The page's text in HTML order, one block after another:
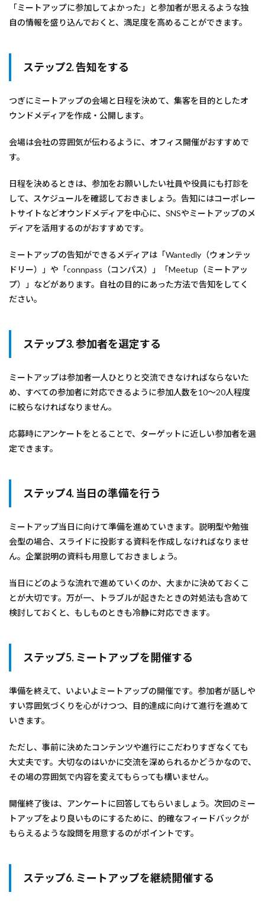
「ミートアップに参加してよかった」と参加者が思えるような独
自の情報を盛り込んでおくと、満足度を高めることができます。
ステップ2. 告知をする
つぎにミートアップの会場と日程を決めて、集客を目的としたオ
ウンドメディアを作成・公開します。
会場は会社の雰囲気が伝わるように、オフィス開催がおすすめで
す。
日程を決めるときは、参加をお願いしたい社員や役員にも打診を
して、スケジュールを確認しておきましょう。告知にはコーポレー
トサイトなどオウンドメディアを中心に、SNSやミートアップのメ
ディアを活用するのがおすすめです。
ミートアップの告知ができるメディアは「Wantedly（ウォンテッ
ドリー）」や「connpass（コンパス）」「Meetup（ミートアッ
プ）」などがあります。自社の目的にあった方法で告知をしてく
ださい。
ステップ3. 参加者を選定する
ミートアップは参加者一人ひとりと交流できなければならないた
め、すべての参加者に対応できるように参加人数を10～20人程度
に絞らなければなりません。
応募時にアンケートをとることで、ターゲットに近しい参加者を選
定できます。
ステップ4. 当日の準備を行う
ミートアップ当日に向けて準備を進めていきます。説明型や勉強
会型の場合、スライドに投影する資料を作成しなければなりませ
ん。企業説明の資料も用意しておきましょう。
当日にどのような流れで進めていくのか、大まかに決めておくこ
とが大切です。万が一、トラブルが起きたときの対処法も含めて
検討しておくと、もしものときも冷静に対応できます。
ステップ5. ミートアップを開催する
準備を終えて、いよいよミートアップの開催です。参加者が話しや
すい雰囲気づくりを心がけつつ、目的達成に向けて進行を進めて
いきます。
ただし、事前に決めたコンテンツや進行にこだわりすぎなくても
大丈夫です。大切なのはいかに交流を深められるかどうかなので、
その場の雰囲気で内容を変えてもらっても構いません。
開催終了後は、アンケートに回答してもらいましょう。次回のミー
トアップをより良いものにするために、的確なフィードバックが
もらえるような設問を用意するのがポイントです。
ステップ6. ミートアップを継続開催する